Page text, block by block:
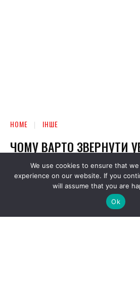
We use cookies to ensure that
experience on our website. If you
will assume that you are
Ok